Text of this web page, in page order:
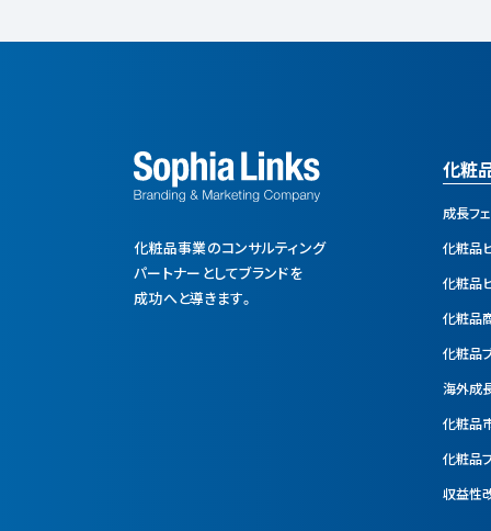
化粧品事業のコンサルティング
パートナーとしてブランドを
成功へと導きます。
化粧
成長フ
化粧品
化粧品
化粧品
化粧品
海外成
化粧品
化粧品
収益性